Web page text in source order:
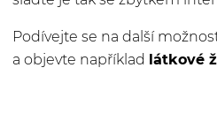
Podívejte se na další
a objevte například látkové